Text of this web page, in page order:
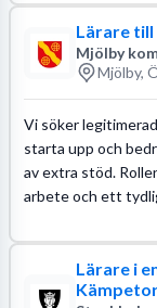
Lärare
Mjölby
Mjölby,
Vi söker
starta upp och
av extra stöd.
arbete och ett
Lärare i